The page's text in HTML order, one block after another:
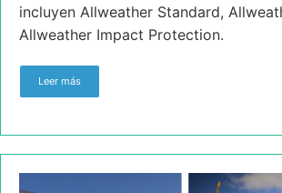
incluyen Allweather Standard,
Allweather Impact Protection.
Leer más